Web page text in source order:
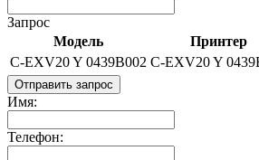
Запрос
Модель
Принтер
C-EXV20 Y 0439B002 C-EXV20 Y
Отправить запрос
Имя:
Телефон: